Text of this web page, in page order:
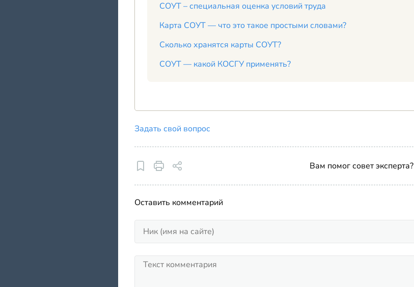
СОУТ – специальная оценка условий труда
Карта СОУТ — что это такое простыми словами?
Сколько хранятся карты СОУТ?
СОУТ — какой КОСГУ применять?
Задать свой вопрос
Вам помог совет эксперта?
Оставить комментарий